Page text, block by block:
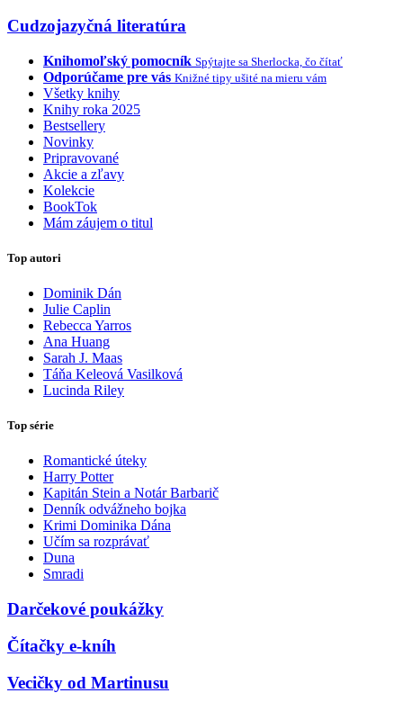
Cudzojazyčná literatúra
Knihomoľský pomocník Spýtajte sa Sherlocka, čo čítať
Odporúčame pre vás Knižné tipy ušité na mieru vám
Všetky knihy
Knihy roka 2025
Bestsellery
Novinky
Pripravované
Akcie a zľavy
Kolekcie
BookTok
Mám záujem o titul
Top autori
Dominik Dán
Julie Caplin
Rebecca Yarros
Ana Huang
Sarah J. Maas
Táňa Keleová Vasilková
Lucinda Riley
Top série
Romantické úteky
Harry Potter
Kapitán Stein a Notár Barbarič
Denník odvážneho bojka
Krimi Dominika Dána
Učím sa rozprávať
Duna
Smradi
Darčekové poukážky
Čítačky e-kníh
Vecičky od Martinusu